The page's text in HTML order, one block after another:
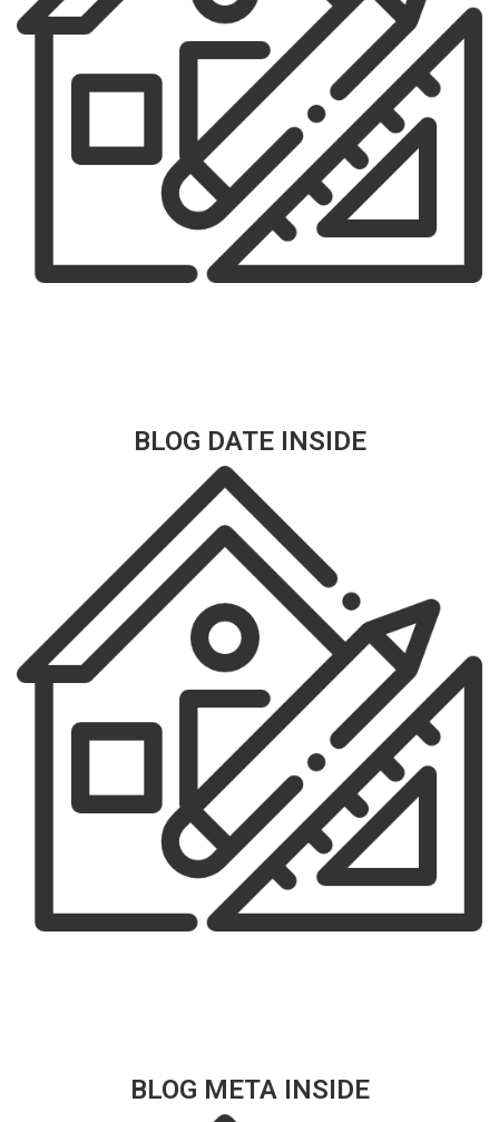
BLOG DATE INSIDE
BLOG META INSIDE